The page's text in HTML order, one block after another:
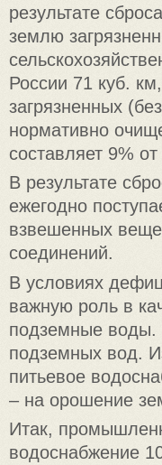
результате
землю
России 71 куб.
загрязненных
нормативно
составляет 9%
В результате
ежегодно
взвешенных
соединений.
В условиях
важную роль в
подземные воды.
подземных вод.
питьевое
– на орошение
Итак,
водоснабжение